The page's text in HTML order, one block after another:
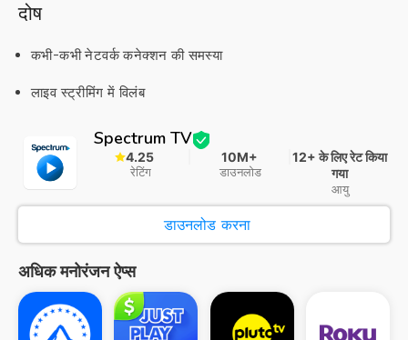
दोष
कभी-कभी नेटवर्क कनेक्शन की समस्या
लाइव स्ट्रीमिंग में विलंब
Spectrum TV
4.25
रेटिंग
10M+
डाउनलोड
12+ के लिए रेट किया
गया
आयु
डाउनलोड करना
अधिक मनोरंजन ऐप्स